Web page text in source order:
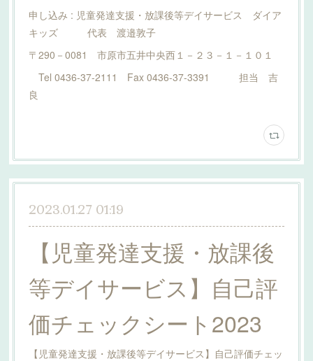
申し込み : 児童発達支援・放課後等デイサービス ダイア
キッズ 代表 渡邉敦子
〒290－0081 市原市五井中央西１－２３－１－１０１
Tel 0436-37-2111 Fax 0436-37-3391 担当 吉
良
2023.01.27 01:19
【児童発達支援・放課後
等デイサービス】自己評
価チェックシート2023
【児童発達支援・放課後等デイサービス】自己評価チェッ